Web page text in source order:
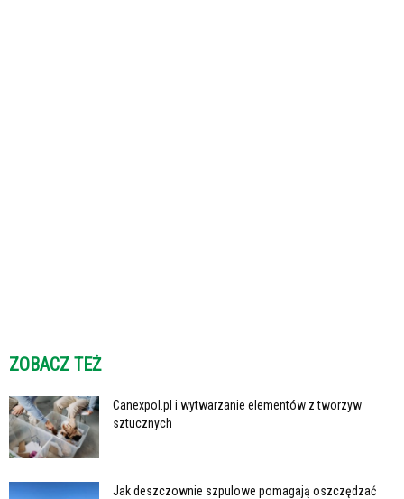
ZOBACZ TEŻ
Canexpol.pl i wytwarzanie elementów z tworzyw
sztucznych
Jak deszczownie szpulowe pomagają oszczędzać